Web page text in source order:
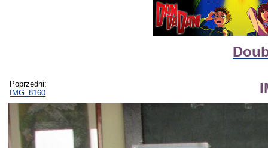
Poprzedni:
IMG_8160